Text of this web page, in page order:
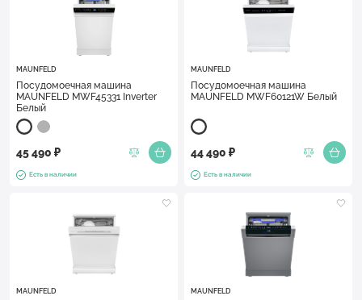
MAUNFELD
Посудомоечная машина
MAUNFELD MWF45331 Inverter
Белый
45 490 ₽
Есть в наличии
MAUNFELD
Посудомоечная машина
MAUNFELD MWF60121W Белый
44 490 ₽
Есть в наличии
MAUNFELD MAUNFELD